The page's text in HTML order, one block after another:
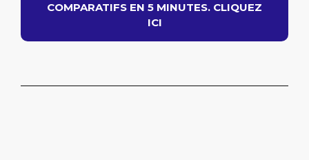
COMPARATIFS EN 5 MINUTES. CLIQUEZ
ICI